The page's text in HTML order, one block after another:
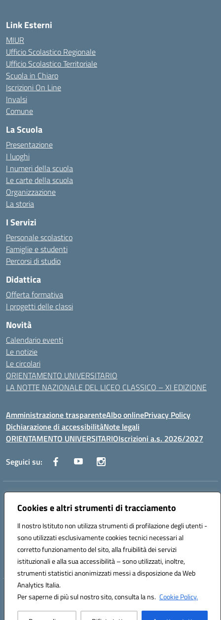
Cookies e altri strumenti di tracciamento
Il nostro Istituto non utilizza strumenti di profilazione degli utenti -
sono utilizzati esclusivamente cookies tecnici necessari al
corretto funzionamento del sito, alla fruibilità dei servizi
istituzionali e alla sua accessibilità – sono utilizzati, inoltre,
strumenti statistici anonimizzati messi a disposizione da Web
Analytics Italia.
Per saperne di più sul nostro sito, consulta la ns. Cookie Policy.
Link Esterni
MIUR
Ufficio Scolastico Regionale
Ufficio Scolastico Territoriale
Scuola in Chiaro
Iscrizioni On Line
Invalsi
Comune
La Scuola
Presentazione
I luoghi
I numeri della scuola
Le carte della scuola
Organizzazione
La storia
I Servizi
Personale scolastico
Famiglie e studenti
Percorsi di studio
Didattica
Offerta formativa
I progetti delle classi
Novità
Calendario eventi
Le notizie
Le circolari
ORIENTAMENTO UNIVERSITARIO
LA NOTTE NAZIONALE DEL LICEO CLASSICO – XI EDIZIONE
Amministrazione trasparenteAlbo onlinePrivacy Policy
Dichiarazione di accessibilitàNote legali
ORIENTAMENTO UNIVERSITARIOIscrizioni a.s. 2026/2027
Seguici su:
Indirizzo:
Centralino:0882 331218 Email:fgps210002@istruzione.it
Codice fiscale: 93071630714
Codice meccanografico:
FGPS210002
Codice unico di fatturazione (CUF): UF7W9K
Hosting & Powered by 3D Solution S.r.l.
Concept & Design by Designers Italia